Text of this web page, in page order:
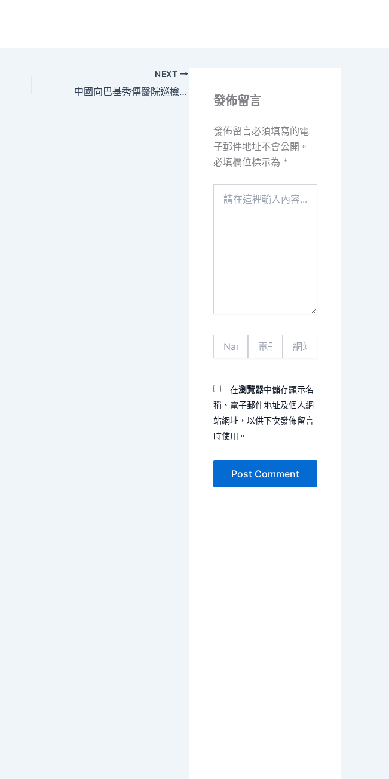
NEXT
中國向巴基秀傳醫院巡檢斯坦調派醫療隊
發佈留言
發佈留言必須填寫的電
子郵件地址不會公開。
必填欄位標示為 *
地
址
*
在瀏覽器中儲存顯示名
稱、電子郵件地址及個人網
站網址，以供下次發佈留言
時使用。